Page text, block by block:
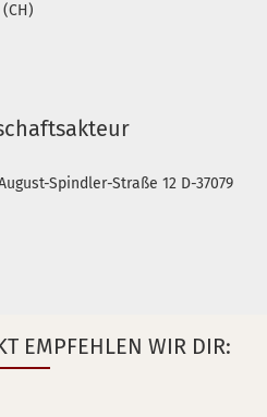
Spindler-Straße 12 D-37079
EMPFEHLEN WIR DIR: